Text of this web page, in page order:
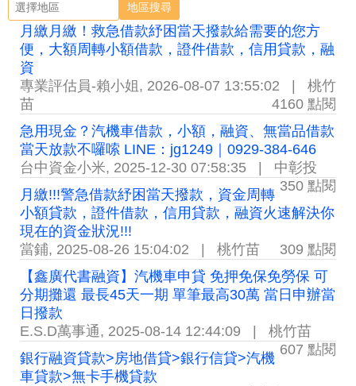
地區搜尋
月繳月繳！救急借款紓困當天撥款給需要的您方
便，大額周轉小額借款，證件借款，信用貸款，融
資
專業評估員-賴小姐 , 2026-08-07 13:55:02
桃竹
苗
4160 點閱
急用現金？汽機車借款，小額，融資、無當品借款
當天放款不囉嗦 LINE：jg1249｜0929-384-646
台中資金小米, 2025-12-30 07:58:35
中彰投
350 點閱
月繳!!!警急借款紓困當天撥款，資金周轉
小額貸款，證件借款，信用貸款，融資火速解決你
現在的資金狀況!!!
當鋪, 2025-08-26 15:04:02 桃竹苗
309 點閱
【鑫廣代書融資】汽機車申貸 免押免保免勞保 可
分期攤還 最長45天一期 單筆最高30萬 當日申辦當
日撥款
E.S.D萬事通, 2025-08-14 12:44:09
桃竹苗
607 點閱
銀行融資貸款>房地借貸>銀行信貸>汽機
車貸款>無卡手機貸款